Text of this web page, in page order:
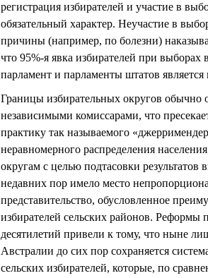
регистрация избирателей и участие в
обязательный характер. Неучастие в
причины (например, по болезни)
что 95%-я явка избирателей при выборах
парламент и парламенты штатов
Границы избирательных округов обычно
независимыми комиссарами, что
практику так называемого «
неравномерного распределения
округам с целью подтасовки результатов
недавних пор имело место
представительство, обусловленное
избирателей сельских районов. Реформы
десятилетий привели к тому, что ныне
Австралии до сих пор сохраняется
сельских избирателей, которые, по